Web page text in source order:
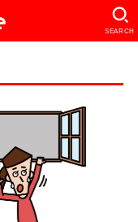
SEARCH